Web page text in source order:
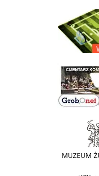
link do opisu
link do
link do strony -
link do strony